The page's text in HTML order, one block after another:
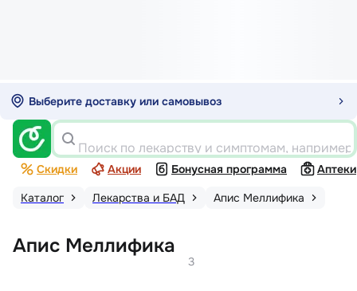
Выберите доставку или самовывоз
Поиск по лекарству и симптомам,
Скидки Акции Бонусная программа
Аптеки
Каталог
Лекарства и БАД Апис Меллифика
Апис Меллифика
3